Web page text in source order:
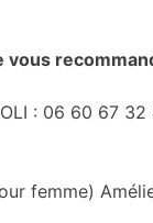
vous
: ‭06 60 67 32
femme)